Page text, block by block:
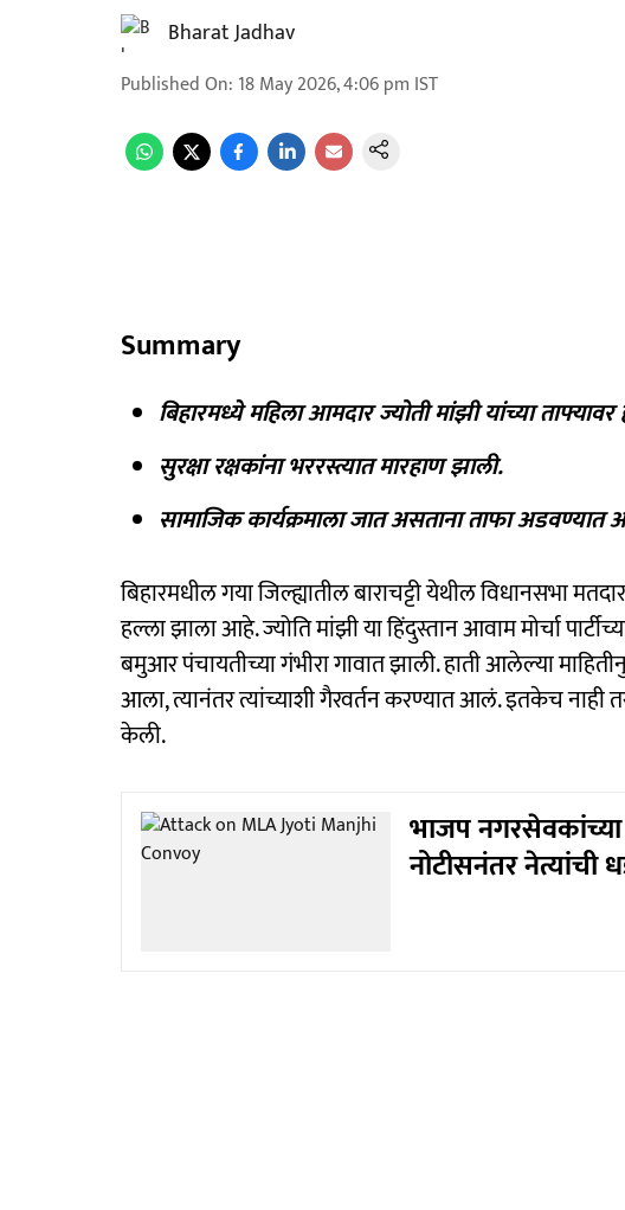
Bharat Jadhav
Published On: 18 May 2026, 4:06 pm IST
Summary
बिहारमध्ये महिला आमदार ज्योती मांझी यांच्या
सुरक्षा रक्षकांना भररस्त्यात मारहाण झाली.
सामाजिक कार्यक्रमाला जात असताना ताफा अडवण्यात
बिहारमधील गया जिल्ह्यातील बाराचट्टी येथील विधानसभा
हल्ला झाला आहे. ज्योति मांझी या हिंदुस्तान आवाम मोर्चा
बमुआर पंचायतीच्या गंभीरा गावात झाली. हाती आलेल्या
आला, त्यानंतर त्यांच्याशी गैरवर्तन करण्यात आलं. इतकेच नाही
केली.
भाजप नगरसेवकांच्या
नोटीसनंतर नेत्यांची